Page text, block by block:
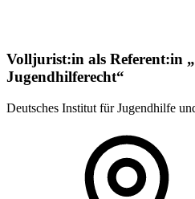
Volljurist:in als Referent:in
Jugendhilferecht“
Deutsches Institut für Jugendhilfe